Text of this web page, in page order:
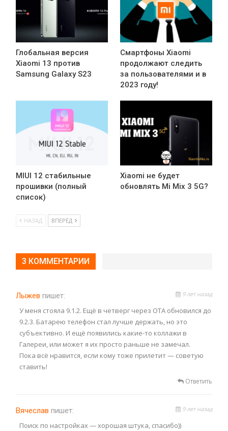
Глобальная версия
Xiaomi 13 против
Samsung Galaxy S23
Смартфоны Xiaomi
продолжают следить
за пользователями и в
2023 году!
MIUI 12 стабильные
прошивки (полный
список)
Xiaomi не будет
обновлять Mi Mix 3 5G?
НАЗАД ВПЕРЁД
3 КОММЕНТАРИИ
Лыжев пишет: 9 лет назад
У меня стояла 9.1.2. Ещё в четверг через ОТА обновился до
9.2.3. Батарею телефон стал лучше держать, но это
субъективно. И ещё появились какие-то коллажи в
Галереи, или может я их просто раньше не замечал.
Пока всё нравится, если кому тоже прилетит — советую
ставить!
Ответить
Вячеслав пишет: 9 лет назад
Поиск по настройках — хорошая штука, спасибо))